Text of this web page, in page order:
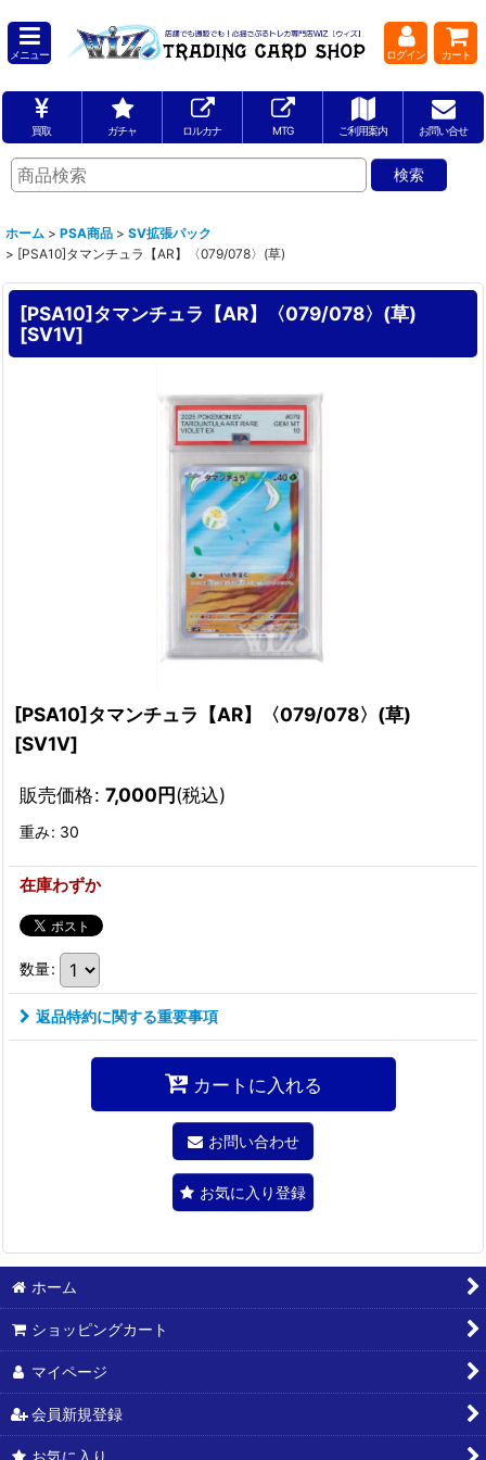
メニュー ログイン カート
買取 ガチャ ロルカナ MTG ご利用案内 お問い合せ
ホーム > PSA商品 > SV拡張パック
> [PSA10]タマンチュラ【AR】〈079/078〉(草)
[PSA10]タマンチュラ【AR】〈079/078〉(草)
[SV1V]
[PSA10]タマンチュラ【AR】〈079/078〉(草)
[SV1V]
販売価格: 7,000円(税込)
重み: 30
在庫わずか
数量:
返品特約に関する重要事項
カートに入れる
お問い合わせ
お気に入り登録
ホーム
ショッピングカート
マイページ
会員新規登録
お気に入り